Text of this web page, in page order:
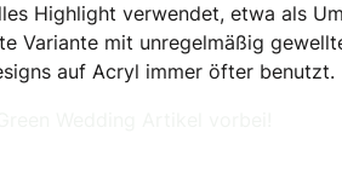
Highlight verwendet, etwa als
Variante mit unregelmäßig
auf Acryl immer öfter benutzt.